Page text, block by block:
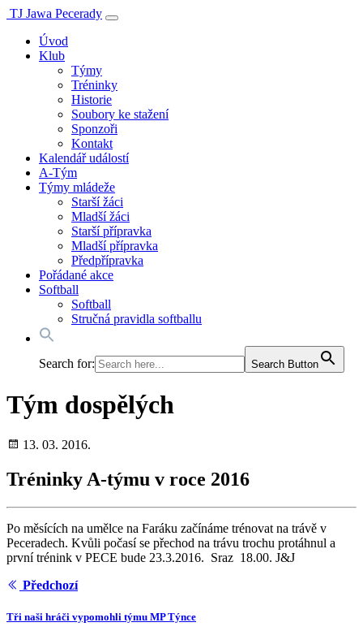
TJ Jawa Pecerady
Úvod
Klub
Týmy
Tréninky
Historie
Soubory ke stažení
Sponzoři
Kontakt
Kalendář událostí
A-Tým
Týmy mládeže
Starší žáci
Mladší žáci
Starší přípravka
Mladší přípravka
Předpřípravka
Pořádané akce
Softball
Softball
Stručná pravidla softballu
Search for: Search Button
Tým dospělých
13. 03. 2016.
Tréninky A-týmu v roce 2016
Po měsících na umělce na Faráku začínáme trénovat na trávě v
Peceradech. Kvůli počasí se přechod na trávu trochu protáhnul a
první trénink v PECE bude 23.3.2016. Sraz 18.00. J&J
Předchozí
Tři naši hráči vypomohli týmu MP Týnce